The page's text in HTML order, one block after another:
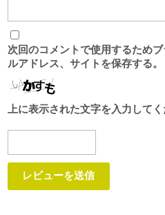
次回のコメントで使用するため
ルアドレス、サイトを保存する。
上に表示された文字を入力してく